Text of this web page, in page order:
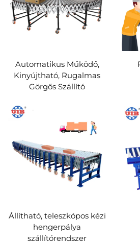
Automatikus Működő,
Kinyújtható, Rugalmas
Görgős Szállító
Állítható, teleszkópos kézi
hengerpálya
szállítórendszer